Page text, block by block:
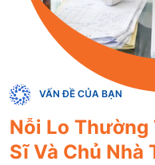
VẤN ĐỀ CỦA BẠN
Nỗi Lo
Sĩ Và Chủ Nhà